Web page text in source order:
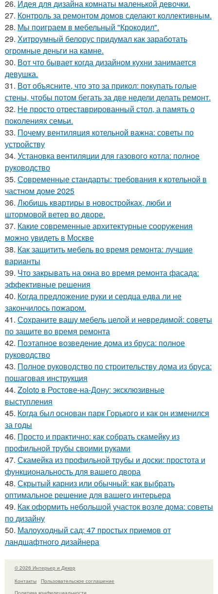
26. Идея для дизайна комнаты маленькой девочки.
27. Контроль за ремонтом домов сделают коллективным.
28. Мы поиграем в мебельный "Крокодил".
29. Хитроумный белорус придумал как заработать
огромные деньги на камне.
30. Вот что бывает когда дизайном кухни занимается
девушка.
31. Вот объясните, что это за прикол: покупать голые
стены, чтобы потом бегать за две недели делать ремонт.
32. Не просто отреставрированный стол, а память о
поколениях семьи.
33. Почему вентиляция котельной важна: советы по
устройству
34. Установка вентиляции для газового котла: полное
руководство
35. Современные стандарты: требования к котельной в
частном доме 2025
36. Любишь квартиры в новостройках, люби и
штормовой ветер во дворе.
37. Какие современные архитектурные сооружения
можно увидеть в Москве
38. Как защитить мебель во время ремонта: лучшие
варианты
39. Что закрывать на окна во время ремонта фасада:
эффективные решения
40. Когда предложение руки и сердца едва ли не
закончилось пожаром.
41. Сохраните вашу мебель целой и невредимой: советы
по защите во время ремонта
42. Поэтапное возведение дома из бруса: полное
руководство
43. Полное руководство по строительству дома из бруса:
пошаговая инструкция
44. Zoloto в Ростове-на-Дону: эксклюзивные
выступления
45. Когда был основан парк Горького и как он изменился
за годы
46. Просто и практично: как собрать скамейку из
профильной трубы своими руками
47. Скамейка из профильной трубы и доски: простота и
функциональность для вашего двора
48. Скрытый карниз или обычный: как выбрать
оптимальное решение для вашего интерьера
49. Как оформить небольшой участок возле дома: советы
по дизайну
50. Малоуходный сад: 47 простых приемов от
ландшафтного дизайнера
© 2026 Интерьер и Декор
Контакты
Пользовательское соглашение
Политика конфидециальности